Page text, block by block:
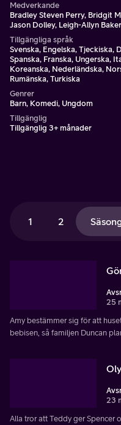
Medverkande
Bradley Steven Perry, Bridgit
Jason Dolley, Leigh-Allyn
Tillgängliga språk
Svenska, Engelska, Tjeckiska,
Spanska, Franska, Ungerska,
Koreanska, Nederländska,
Rumänska, Turkiska
Genrer
Barn, Komedi, Ungdom
Tillgänglig
Tillgänglig 3+ månader
1 2
25
Amy bestämmer sig för att
bebisen, så familjen Duncan
23
Alla tror att Teddy ger Spencer